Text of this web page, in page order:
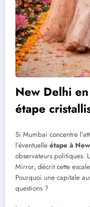
New Delhi
étape
Si Mumbai concentre
l’éventuelle étape à
observateurs politiques.
Mirror, décrit cette
Pourquoi une capitale
questions ?